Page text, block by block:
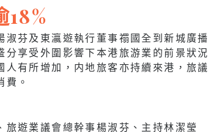
淑芬及東瀛遊執行董事禤國全到新城廣
分享受外圍影響下本港旅游業的前景狀
人有所增加，内地旅客亦持續來港，旅
費。
旅遊業議會總幹事楊淑芬、主持林潔瑩